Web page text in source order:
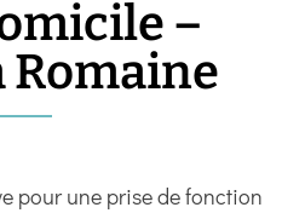
–
Romaine
pour une prise de fonction